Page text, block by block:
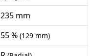
235 mm
55 % (129 mm)